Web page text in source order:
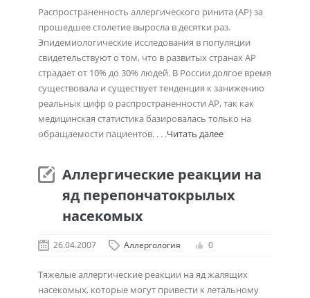
Распространенность аллергического ринита (АР) за
прошедшее столетие выросла в десятки раз.
Эпидемиологические исследования в популяции
свидетельствуют о том, что в развитых странах АР
страдает от 10% до 30% людей. В России долгое время
существовала и существует тенденция к занижению
реальных цифр о распространенности АР, так как
медицинская статистика базировалась только на
обращаемости пациентов. . . .Читать далее
Аллергические реакции на
яд перепончатокрылых
насекомых
26.04.2007 Аллергология 0
Тяжелые аллергические реакции на яд жалящих
насекомых, которые могут привести к летальному